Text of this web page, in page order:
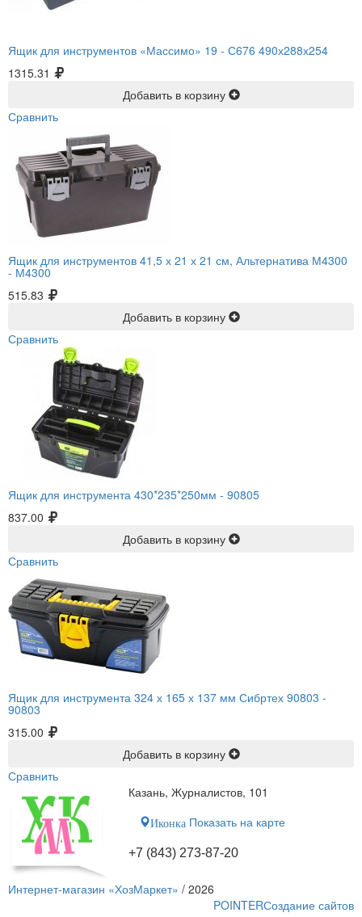
Ящик для инструментов «Массимо» 19 - С676 490х288х254
1315.31
Добавить в корзину
Сравнить
Ящик для инструментов 41,5 х 21 х 21 см, Альтернатива М4300
- М4300
515.83
Добавить в корзину
Сравнить
Ящик для инструмента 430*235*250мм - 90805
837.00
Добавить в корзину
Сравнить
Ящик для инструмента 324 х 165 х 137 мм Сибртех 90803 -
90803
315.00
Добавить в корзину
Сравнить
Казань, Журналистов, 101
Иконка Показать на карте
+7 (843) 273-87-20
Интернет-магазин «ХозМаркет» / 2026
POINTERСоздание сайтов